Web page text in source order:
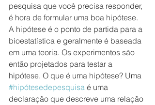
pesquisa que você precisa responder,
é hora de formular uma boa hipótese.
A hipótese é o ponto de partida para a
bioestatística e geralmente é baseada
em uma teoria. Os experimentos são
então projetados para testar a
hipótese. O que é uma hipótese? Uma
#hipótesedepesquisa é uma
declaração que descreve uma relação